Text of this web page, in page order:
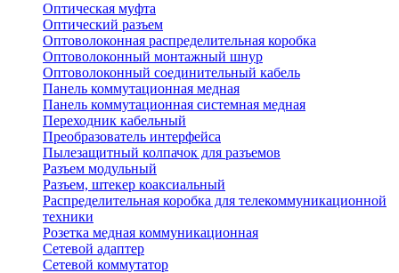
Оптическая муфта
Оптический разъем
Оптоволоконная распределительная коробка
Оптоволоконный монтажный шнур
Оптоволоконный соединительный кабель
Панель коммутационная медная
Панель коммутационная системная медная
Переходник кабельный
Преобразователь интерфейса
Пылезащитный колпачок для разъемов
Разъем модульный
Разъем, штекер коаксиальный
Распределительная коробка для телекоммуникационной
техники
Розетка медная коммуникационная
Сетевой адаптер
Сетевой коммутатор